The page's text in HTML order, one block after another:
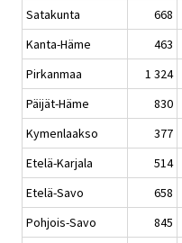
Satakunta
668
Kanta-Häme
463
Pirkanmaa
1 324
Päijät-Häme
830
Kymenlaakso
377
Etelä-Karjala
514
Etelä-Savo
658
Pohjois-Savo
845